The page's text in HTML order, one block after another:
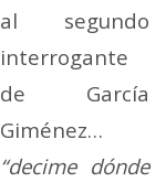
al segundo
interrogante
de García
Giménez…
“decime dónde